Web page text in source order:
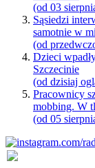
(od 03
Sąsiedzi
samotnie w
(od
Dzieci
Szczecinie
(od dzisiaj
Pracownicy
mobbing. W
(od 05